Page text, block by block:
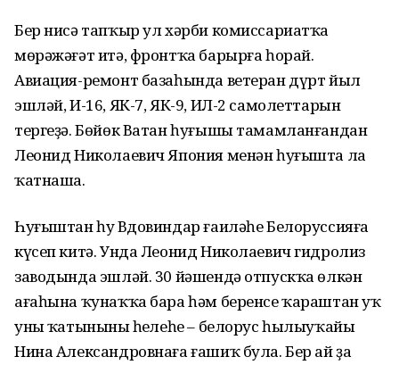
Бер нисә тапҡыр ул хәрби комиссариатҡа
мөрәжәғәт итә, фронтҡа барырға һорай.
Авиация-ремонт базаһында ветеран дүрт йыл
эшләй, И-16, ЯК-7, ЯК-9, ИЛ-2 самолеттарын
тергеҙә. Бөйөк Ватан һуғышы тамамланғандан
Леонид Николаевич Япония менән һуғышта ла
ҡатнаша.
Һуғыштан һуң Вдовиндар ғаиләһе Белоруссияға
күсеп китә. Унда Леонид Николаевич гидролиз
заводында эшләй. 30 йәшендә отпускҡа өлкән
ағаһына ҡунаҡҡа бара һәм беренсе ҡараштан уҡ
уның ҡатынының һеңлеһе – белорус һылыуҡайы
Нина Александровнаға ғашиҡ була. Бер ай ҙа